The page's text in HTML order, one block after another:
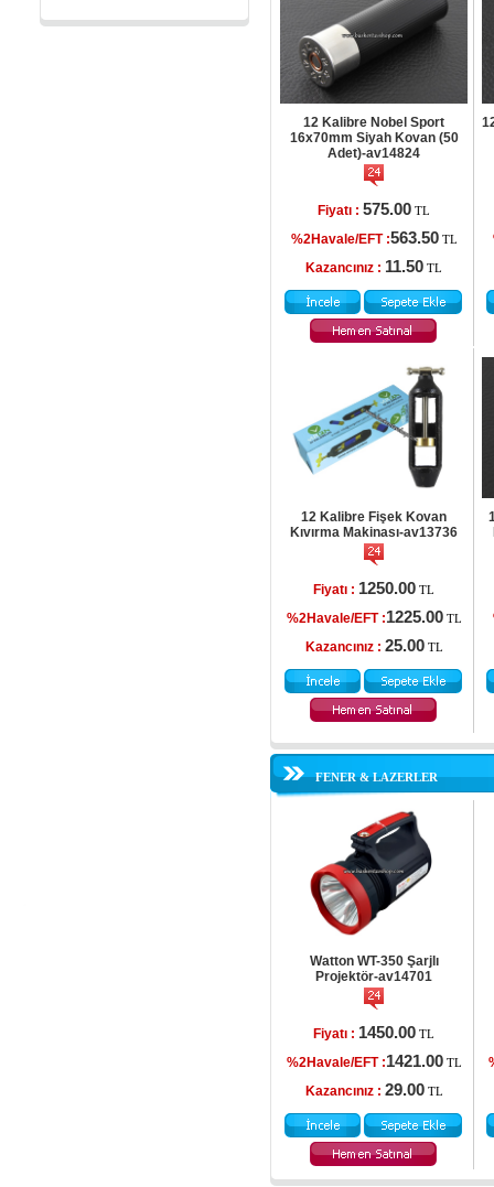
12 Kalibre Nobel Sport
16x70mm Siyah Kovan (50
Adet)-av14824
Fiyatı : 575.00 TL
%2Havale/EFT :563.50 TL
Kazancınız : 11.50 TL
12 Kalibre Fişek Kovan
Kıvırma Makinası-av13736
Fiyatı : 1250.00 TL
%2Havale/EFT :1225.00 TL
Kazancınız : 25.00 TL
FENER & LAZERLER
Watton WT-350 Şarjlı
Projektör-av14701
Fiyatı : 1450.00 TL
%2Havale/EFT :1421.00 TL
Kazancınız : 29.00 TL